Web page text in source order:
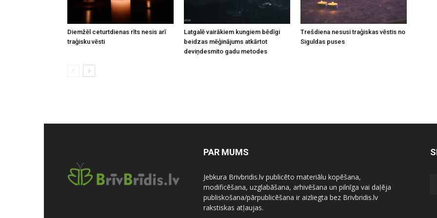
Diemžēl ceturtdienas rīts nesis arī
traģisku vēsti
Latgalē vairākiem kungiem bēdīgi
beidzas mēģinājums atkārtot
deviņdesmito gadu metodes
Trešdiena nesusi traģiskas vēstis no
Siguldas puses
PAR MUMS
Jebkura Brivbridis.lv publicēto materiālu kopēšana,
modificēšana, uzglabāšana, arhivēšana un pilnīga vai daļēja
publiskošana/pārpublicēšana ir aizliegta bez Brivbridis.lv
rakstiskas atļaujas.